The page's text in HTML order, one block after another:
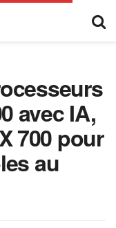
avec IA,
700 pour
au